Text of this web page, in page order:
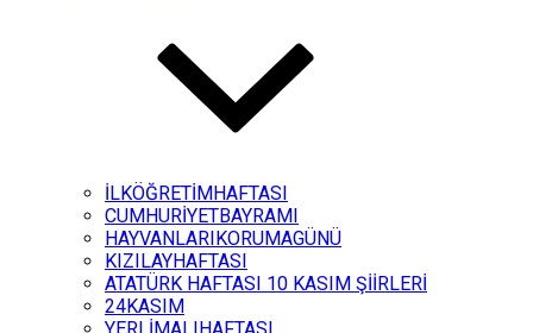
İLKÖĞRETİMHAFTASI
CUMHURİYETBAYRAMI
HAYVANLARIKORUMAGÜNÜ
KIZILAYHAFTASI
ATATÜRK HAFTASI 10 KASIM ŞİİRLERİ
24KASIM